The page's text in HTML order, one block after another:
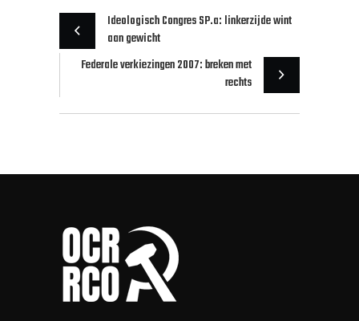
Ideologisch Congres SP.a: linkerzijde wint
aan gewicht
Federale verkiezingen 2007: breken met
rechts